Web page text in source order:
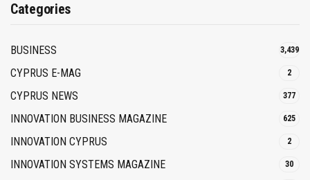
Categories
BUSINESS 3,439
CYPRUS E-MAG 2
CYPRUS NEWS 377
INNOVATION BUSINESS MAGAZINE 625
INNOVATION CYPRUS 2
INNOVATION SYSTEMS MAGAZINE 30